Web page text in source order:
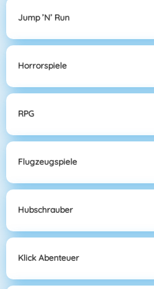
Jump ’n’ Run
Horrorspiele
RPG
Flugzeugspiele
Hubschrauber
Klick Abenteuer